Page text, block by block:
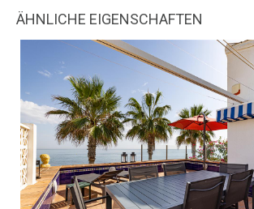
ÄHNLICHE EIGENSCHAFTEN